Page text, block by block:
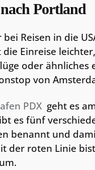
Portland
Reisen in die
Einreise
oder ähnliches
von
PDXgeht es
es fünf
benannt und
der roten Linie